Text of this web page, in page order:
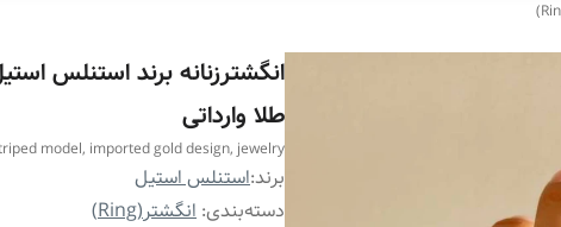
انگشترزنانه برند استنلس
طلا وارداتی
model, imported gold design, jewelry
برند:استنلس استیل
دسته‌بندی: انگشتر(Ring)